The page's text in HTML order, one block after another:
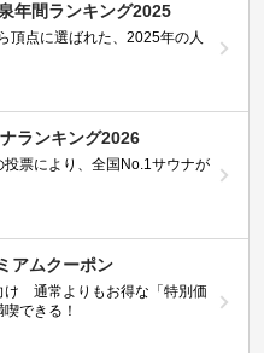
年間ランキング2025
頂点に選ばれた、2025年の人
ランキング2026
投票により、全国No.1サウナが
アムクーポン
け 通常よりもお得な「特別価
できる！